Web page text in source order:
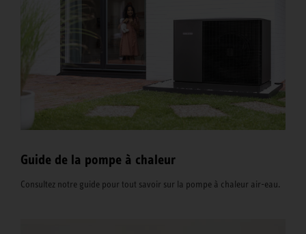
Guide de la pompe à chaleur
Consultez notre guide pour tout savoir sur la pompe à chaleur air-eau.